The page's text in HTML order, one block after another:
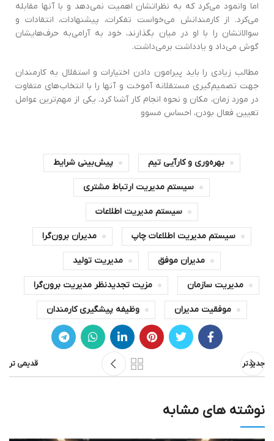
اما وانمود می‌کرد که به نظراتشان اهمیت نمی‌دهد و با آنها مقابله
می‌کرد‌. از کارمندانش می‌خواست تفکرات‌، پیشنهادات‌، انتقادات و
سوالاتشان را با او در میان بگذارند‌، خود به آرامي‌به حرف‌هایشان
گوش می‌داد و یادداشت برمی‌داشت.
مطالب زیادی را باید پیرامون دادن اختیارات و استقلال به کارمندان
جهت تصمیم‌گیری مستقلانه آموخت و آنها را با انتخاب‌های متفاوت
در مورد زمان‌، مکان و نحوه انجام کار آشنا کرد. یکی از مهم‌ترین عوامل
تعیین فعال بودن‌، احساس مسوو
بهره‌وری و کار‌آيی تیم پیش‌بینی شرایط
سیستم مدیریت ارتباط مشتری
سیستم مدیریت اطلاعات
سیستم مدیریت اطلاعات چاپ مديران برون‌گرا
مدیران موفق مدیریت تولید
مدیریت سازمان مزیت تجدیدنظر مدیریت برون‌گرا
موفقیت مدیران وظیفه پیشگیری کارمندان
جدیدتر قدیمی تر
نوشته های مشابه